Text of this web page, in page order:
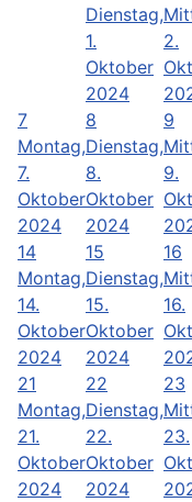
Dienstag,
1.
Oktober
2024
2.
7
Montag,
7.
Oktober
2024
8
Dienstag,
8.
Oktober
2024
9
9.
14
Montag,
14.
Oktober
2024
15
Dienstag,
15.
Oktober
2024
16
16.
21
Montag,
21.
Oktober
2024
22
Dienstag,
22.
Oktober
2024
23
23.